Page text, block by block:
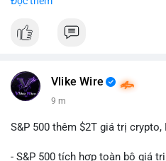
• CoinGecko Trending: Heima
Tesla, Apple.
• Google Trends Việt Nam: Các
• Tin tức quốc tế: Nga chính
Vlike Wire
9 m
S&P 500 thêm $2T giá trị
- S&P 500 tích hợp toàn bộ giá